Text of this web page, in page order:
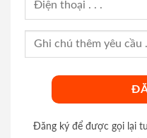
Đăng ký để được gọi lại